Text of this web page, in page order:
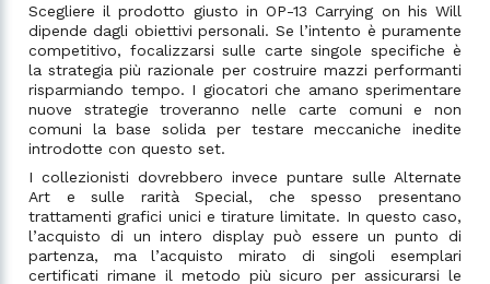
Scegliere il prodotto giusto in OP-13 Carrying on his Will
dipende dagli obiettivi personali. Se l’intento è puramente
competitivo, focalizzarsi sulle carte singole specifiche è
la strategia più razionale per costruire mazzi performanti
risparmiando tempo. I giocatori che amano sperimentare
nuove strategie troveranno nelle carte comuni e non
comuni la base solida per testare meccaniche inedite
introdotte con questo set.
I collezionisti dovrebbero invece puntare sulle Alternate
Art e sulle rarità Special, che spesso presentano
trattamenti grafici unici e tirature limitate. In questo caso,
l’acquisto di un intero display può essere un punto di
partenza, ma l’acquisto mirato di singoli esemplari
certificati rimane il metodo più sicuro per assicurarsi le